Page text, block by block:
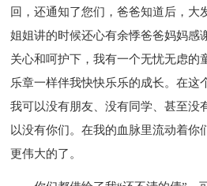
回，还通知了您们，爸爸知道后，大
姐姐讲的时候还心有余悸爸爸妈妈感
关心和呵护下，我有一个无忧无虑的
乐章一样伴我快快乐乐的成长。在这
我可以没有朋友、没有同学、甚至没
以没有你们。在我的血脉里流动着你
更伟大的了。